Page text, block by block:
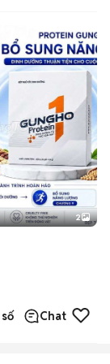
2
Chat